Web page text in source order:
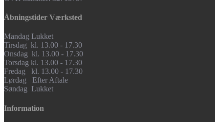
Åbningstider Værksted
Mandag Lukket
Tirsdag kl. 13.00 - 17.30
Onsdag kl. 13.00 - 17.30
Torsdag kl. 13.00 - 17.30
Fredag kl. 13.00 - 17.30
Lørdag Efter Aftale
Søndag Lukket
Information